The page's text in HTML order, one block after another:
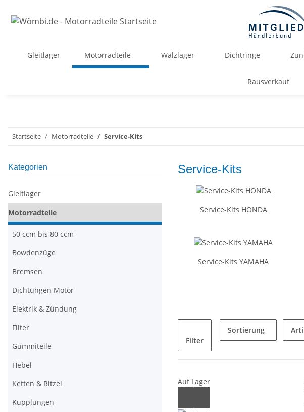
Gleitlager Motorradteile Wälzlager Dichtringe
Rausverkauf
Startseite Motorradteile Service-Kits
Service-Kits
Service-Kits HONDA
Service-Kits YAMAHA
Filter
Sortierung
Auf Lager
Kategorien
Gleitlager
Motorradteile
50 ccm bis 80 ccm
Bowdenzüge
Bremsen
Dichtungen Motor
Elektrik & Zündung
Filter
Gummiteile
Hebel
Ketten & Ritzel
Kupplungen